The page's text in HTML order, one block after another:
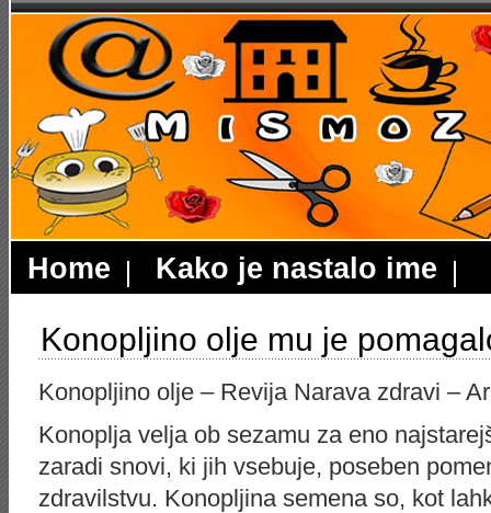
Home Kako je nastalo ime
Konopljino olje mu je
Konopljino olje – Revija Narava zdravi –
Konoplja velja ob sezamu za eno
zaradi snovi, ki jih vsebuje, poseben
zdravilstvu. Konopljina semena so, kot